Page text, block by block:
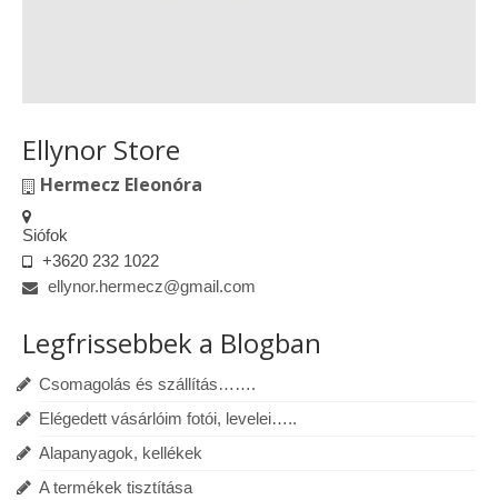
Ellynor Store
Hermecz Eleonóra
Siófok
+3620 232 1022
ellynor.hermecz@gmail.com
Legfrissebbek a Blogban
Csomagolás és szállítás…….
Elégedett vásárlóim fotói, levelei…..
Alapanyagok, kellékek
A termékek tisztítása